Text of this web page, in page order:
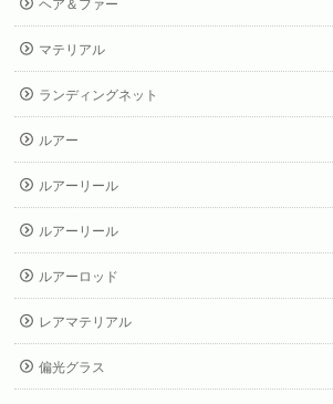
ヘア＆ファー
マテリアル
ランディングネット
ルアー
ルアーリール
ルアーリール
ルアーロッド
レアマテリアル
偏光グラス